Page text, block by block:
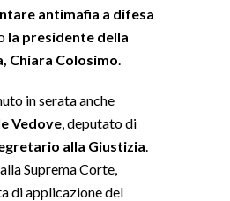
antimafia a difesa
la presidente della
Chiara Colosimo
in serata anche
Vedove , deputato di
alla Giustizia
Suprema Corte,
di applicazione del